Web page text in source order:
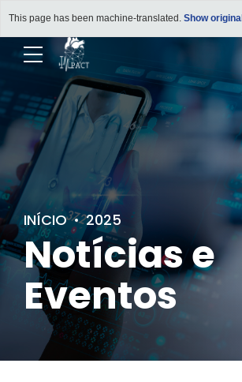
This page has been machine-translated. Show original
INÍCIO 2025
Notícias e
Eventos